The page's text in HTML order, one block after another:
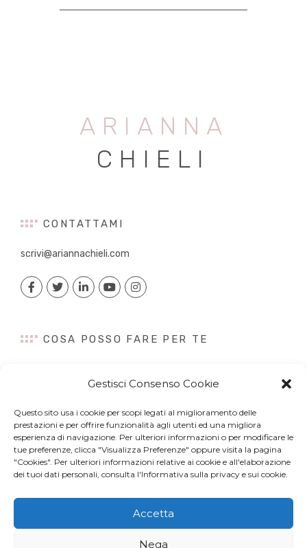
Gestisci Consenso Cookie
Questo sito usa i cookie per scopi legati al miglioramento delle
prestazioni e per offrire funzionalità agli utenti ed una migliora
esperienza di navigazione. Per ulteriori informazioni o per modificare le
tue preferenze, clicca "Visualizza Preferenze" oppure visita la pagina
"Cookies". Per ulteriori informazioni relative ai cookie e all'elaborazione
dei tuoi dati personali, consulta l'Informativa sulla privacy e sui cookie.
Accetta
Nega
ARIANNA
CHIELI
CONTATTAMI
scrivi@ariannachieli.com
COSA POSSO FARE PER TE
Content Creation
Digital PR
Influencer Marketing
Newsletter
© Copyright 2022 Arianna Chieli. All right reserved. P.IVA